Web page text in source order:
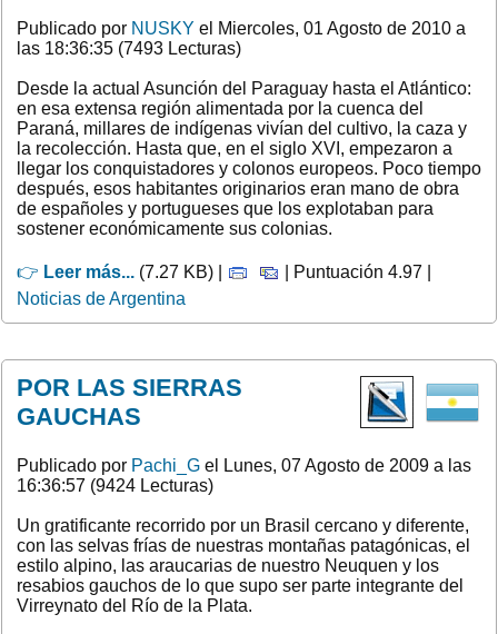
Publicado por NUSKY el Miercoles, 01 Agosto de 2010 a
las 18:36:35 (7493 Lecturas)
Desde la actual Asunción del Paraguay hasta el Atlántico:
en esa extensa región alimentada por la cuenca del
Paraná, millares de indígenas vivían del cultivo, la caza y
la recolección. Hasta que, en el siglo XVI, empezaron a
llegar los conquistadores y colonos europeos. Poco tiempo
después, esos habitantes originarios eran mano de obra
de españoles y portugueses que los explotaban para
sostener económicamente sus colonias.
👉 Leer más... (7.27 KB) |
| Puntuación 4.97 |
Noticias de Argentina
POR LAS SIERRAS
GAUCHAS
Publicado por Pachi_G el Lunes, 07 Agosto de 2009 a las
16:36:57 (9424 Lecturas)
Un gratificante recorrido por un Brasil cercano y diferente,
con las selvas frías de nuestras montañas patagónicas, el
estilo alpino, las araucarias de nuestro Neuquen y los
resabios gauchos de lo que supo ser parte integrante del
Virreynato del Río de la Plata.